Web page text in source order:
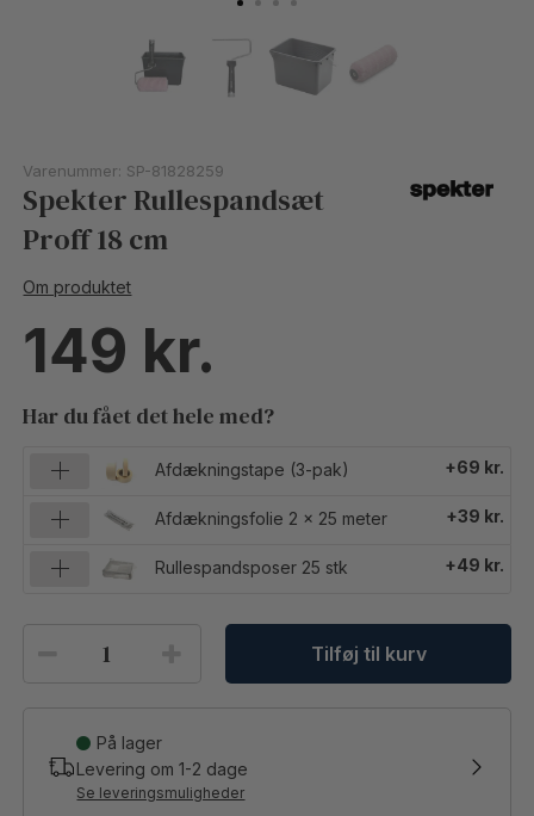
Varenummer: SP-81828259
Spekter Rullespandsæt
Proff 18 cm
Om produktet
149
Har du fået det hele med?
Afdækningstape (3-pak) +69 kr.
Afdækningsfolie 2 x 25 meter +39 kr.
Rullespandsposer 25 stk +49 kr.
Tilføj til kurv
På lager
Levering om1-2 dage
Se leveringsmuligheder